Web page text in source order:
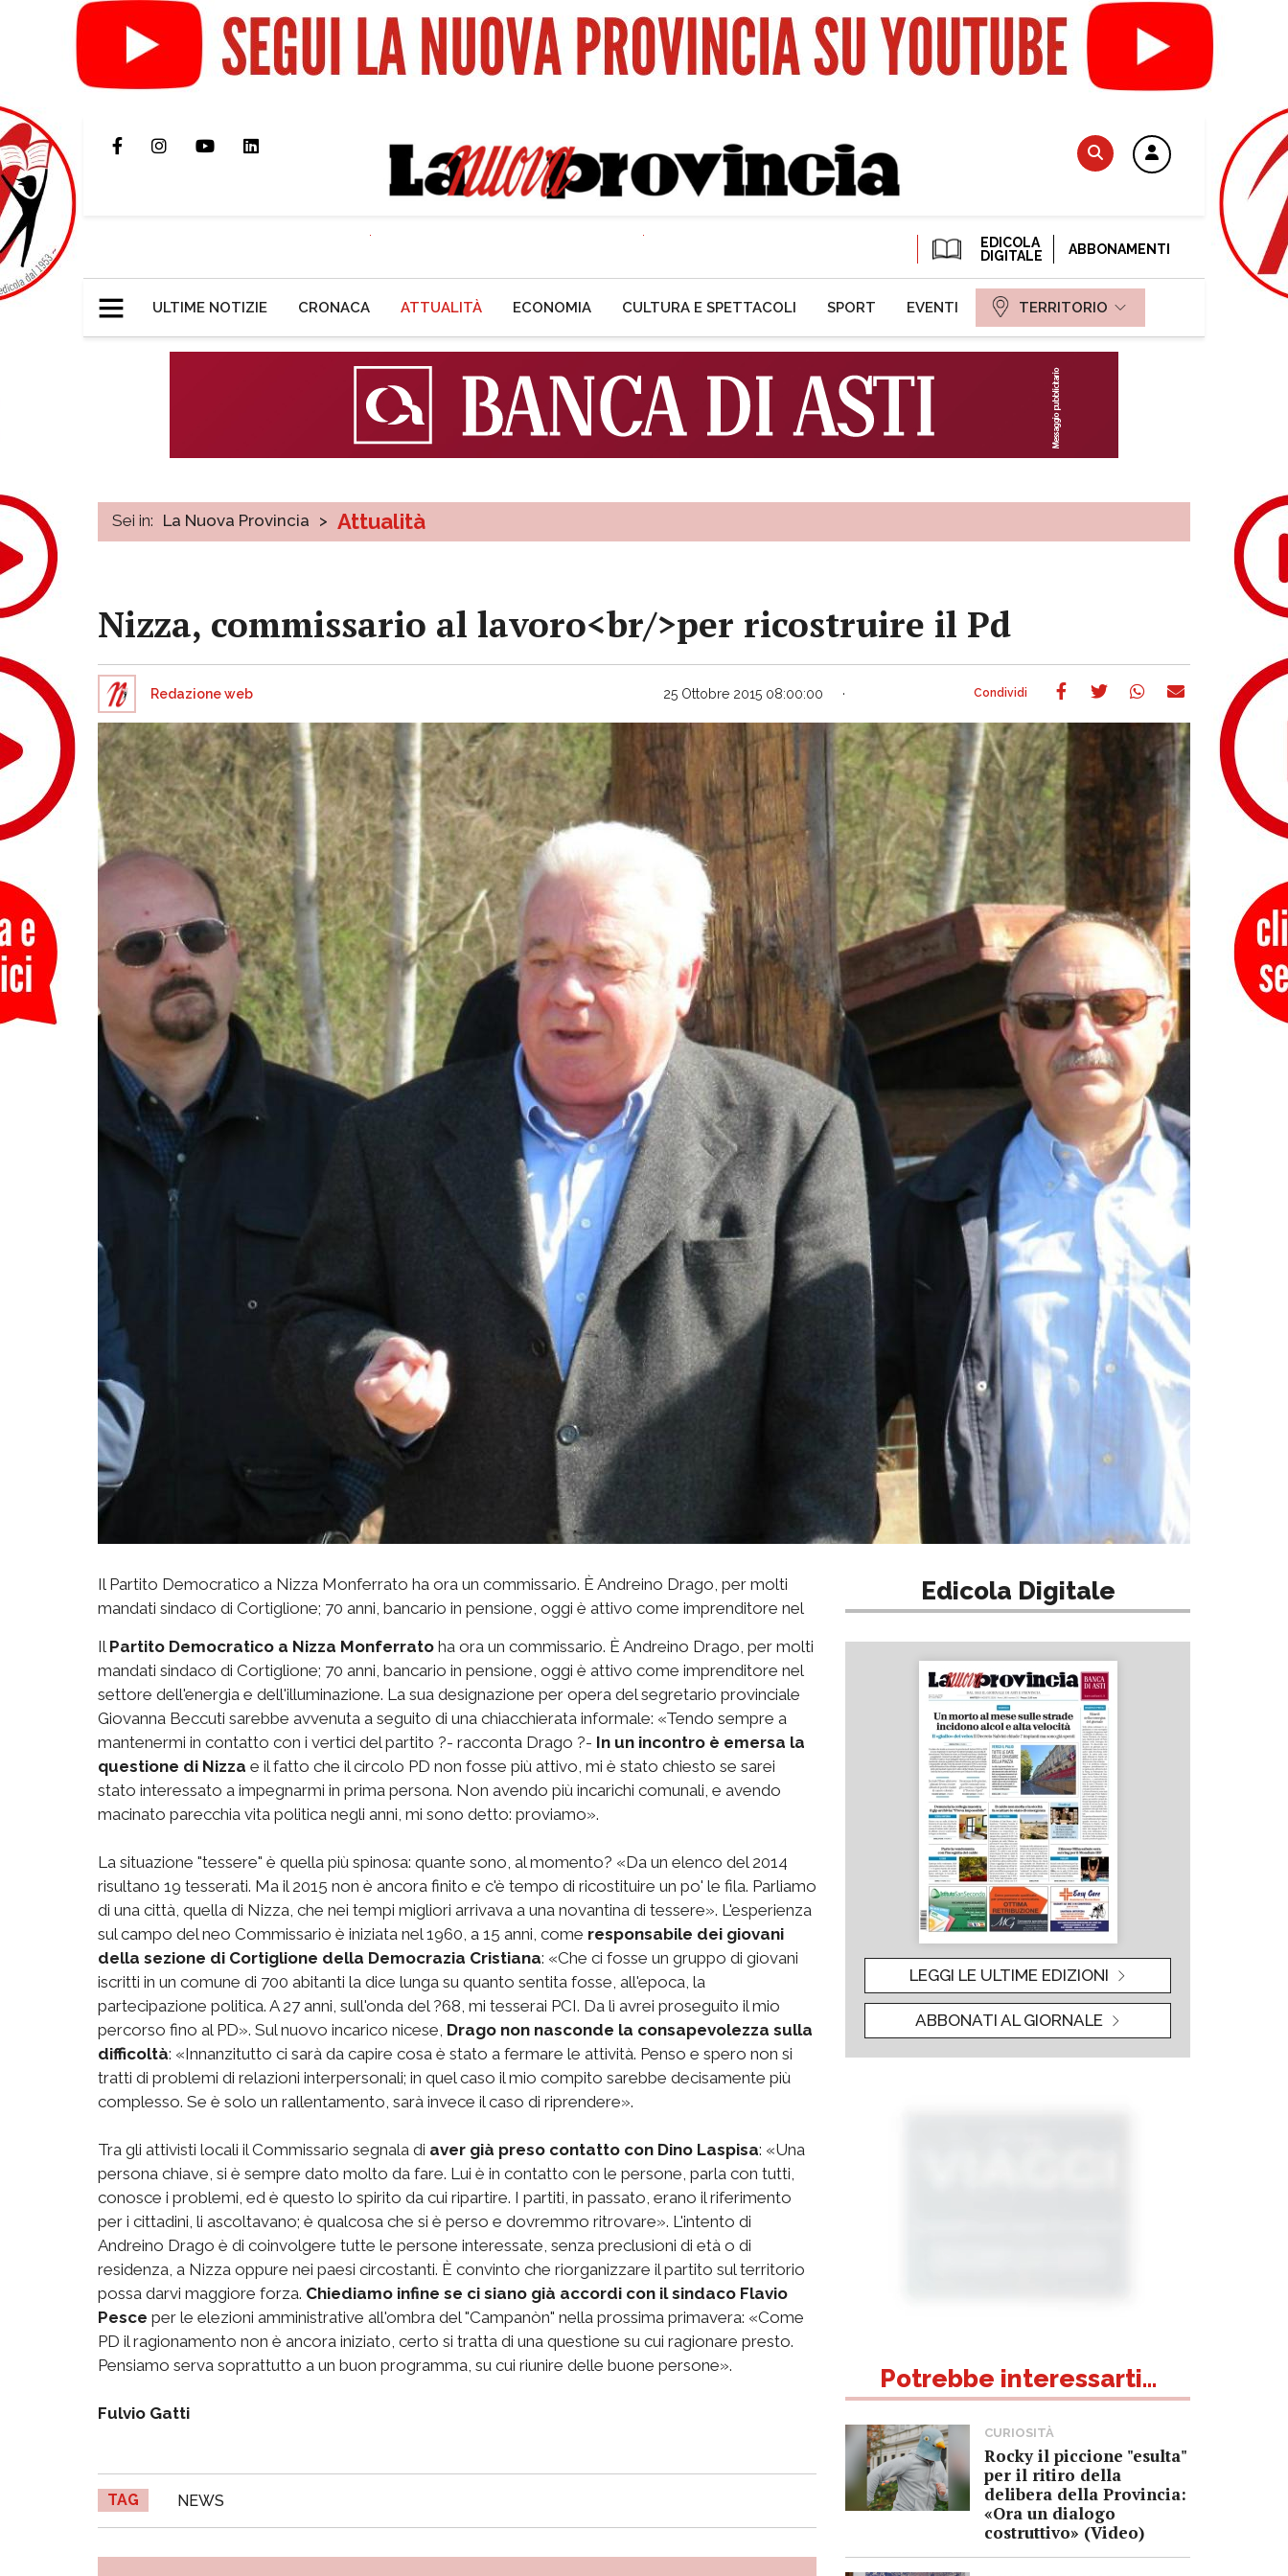
EDICOLA
DIGITALE
ABBONAMENTI
ULTIME NOTIZIE CRONACA ATTUALITÀ ECONOMIA CULTURA E SPETTACOLI SPORT EVENTI TERRITORIO
Sei in: La Nuova Provincia > Attualità
Nizza, commissario al lavoro<br/>per ricostruire il Pd
Redazione web 25 Ottobre 2015 08:00:00
Il Partito Democratico a Nizza Monferrato ha ora un commissario. È Andreino Drago, per molti
mandati sindaco di Cortiglione; 70 anni, bancario in pensione, oggi è attivo come imprenditore nel
Il Partito Democratico a Nizza Monferrato ha ora un commissario. È Andreino Drago, per molti
mandati sindaco di Cortiglione; 70 anni, bancario in pensione, oggi è attivo come imprenditore nel
settore dell'energia e dell'illuminazione. La sua designazione per opera del segretario provinciale
Giovanna Beccuti sarebbe avvenuta a seguito di una chiacchierata informale: «Tendo sempre a
mantenermi in contatto con i vertici del partito ?- racconta Drago ?- In un incontro è emersa la
questione di Nizza e il fatto che il circolo PD non fosse più attivo, mi è stato chiesto se sarei
stato interessato a impegnarmi in prima persona. Non avendo più incarichi comunali, e avendo
macinato parecchia vita politica negli anni, mi sono detto: proviamo».
La situazione "tessere" è quella più spinosa: quante sono, al momento? «Da un elenco del 2014
risultano 19 tesserati. Ma il 2015 non è ancora finito e c'è tempo di ricostituire un po' le fila. Parliamo
di una città, quella di Nizza, che nei tempi migliori arrivava a una novantina di tessere». L'esperienza
sul campo del neo Commissario è iniziata nel 1960, a 15 anni, come responsabile dei giovani
della sezione di Cortiglione della Democrazia Cristiana: «Che ci fosse un gruppo di giovani
iscritti in un comune di 700 abitanti la dice lunga su quanto sentita fosse, all'epoca, la
partecipazione politica. A 27 anni, sull'onda del ?68, mi tesserai PCI. Da lì avrei proseguito il mio
percorso fino al PD». Sul nuovo incarico nicese, Drago non nasconde la consapevolezza sulla
difficoltà: «Innanzitutto ci sarà da capire cosa è stato a fermare le attività. Penso e spero non si
tratti di problemi di relazioni interpersonali; in quel caso il mio compito sarebbe decisamente più
complesso. Se è solo un rallentamento, sarà invece il caso di riprendere».
Tra gli attivisti locali il Commissario segnala di aver già preso contatto con Dino Laspisa: «Una
persona chiave, si è sempre dato molto da fare. Lui è in contatto con le persone, parla con tutti,
conosce i problemi, ed è questo lo spirito da cui ripartire. I partiti, in passato, erano il riferimento
per i cittadini, li ascoltavano; è qualcosa che si è perso e dovremmo ritrovare». L'intento di
Andreino Drago è di coinvolgere tutte le persone interessate, senza preclusioni di età o di
residenza, a Nizza oppure nei paesi circostanti. È convinto che riorganizzare il partito sul territorio
possa darvi maggiore forza. Chiediamo infine se ci siano già accordi con il sindaco Flavio
Pesce per le elezioni amministrative all'ombra del "Campanòn" nella prossima primavera: «Come
PD il ragionamento non è ancora iniziato, certo si tratta di una questione su cui ragionare presto.
Pensiamo serva soprattutto a un buon programma, su cui riunire delle buone persone».
Fulvio Gatti
TAG NEWS
Edicola Digitale
LEGGI LE ULTIME EDIZIONI
ABBONATI AL GIORNALE
Potrebbe interessarti...
CURIOSITÀ
Rocky il piccione "esulta"
per il ritiro della
delibera della Provincia:
«Ora un dialogo
costruttivo» (Video)